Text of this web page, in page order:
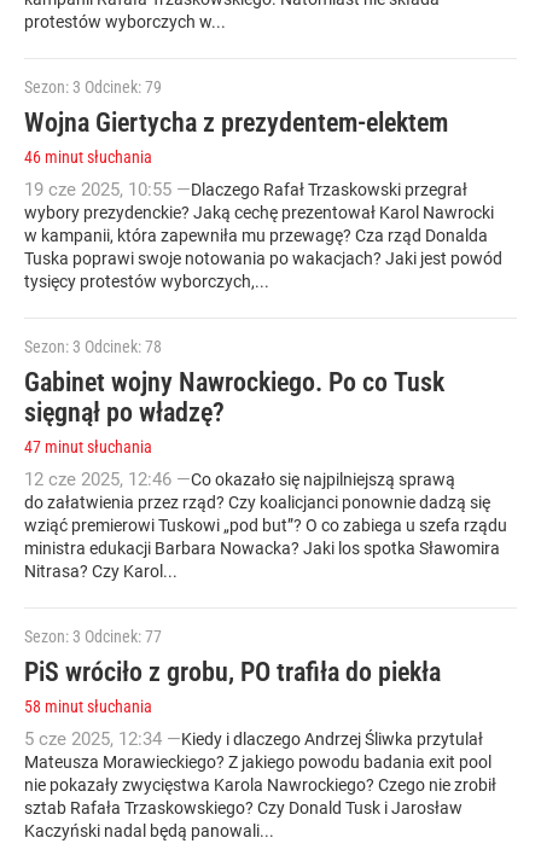
protestów wyborczych w...
Sezon: 3 Odcinek: 79
Wojna Giertycha z prezydentem-elektem
46 minut słuchania
19 cze 2025, 10:55 —Dlaczego Rafał Trzaskowski przegrał
wybory prezydenckie? Jaką cechę prezentował Karol Nawrocki
w kampanii, która zapewniła mu przewagę? Cza rząd Donalda
Tuska poprawi swoje notowania po wakacjach? Jaki jest powód
tysięcy protestów wyborczych,...
Sezon: 3 Odcinek: 78
Gabinet wojny Nawrockiego. Po co Tusk
sięgnął po władzę?
47 minut słuchania
12 cze 2025, 12:46 —Co okazało się najpilniejszą sprawą
do załatwienia przez rząd? Czy koalicjanci ponownie dadzą się
wziąć premierowi Tuskowi „pod but”? O co zabiega u szefa rządu
ministra edukacji Barbara Nowacka? Jaki los spotka Sławomira
Nitrasa? Czy Karol...
Sezon: 3 Odcinek: 77
PiS wróciło z grobu, PO trafiła do piekła
58 minut słuchania
5 cze 2025, 12:34 —Kiedy i dlaczego Andrzej Śliwka przytulał
Mateusza Morawieckiego? Z jakiego powodu badania exit pool
nie pokazały zwycięstwa Karola Nawrockiego? Czego nie zrobił
sztab Rafała Trzaskowskiego? Czy Donald Tusk i Jarosław
Kaczyński nadal będą panowali...